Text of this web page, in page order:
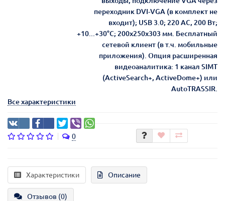
переходник DVI-VGA (в комплект не
входит); USB 3.0; 220 АС, 200 Вт;
+10...+30°C; 200х250х303 мм. Бесплатный
сетевой клиент (в т.ч. мобильные
приложения). Опция расширенная
видеоаналитика: 1 канал SIMT
(ActiveSearch+, ActiveDome+) или
AutoTRASSIR.
Все характеристики
0
Характеристики Описание
Отзывов (0)